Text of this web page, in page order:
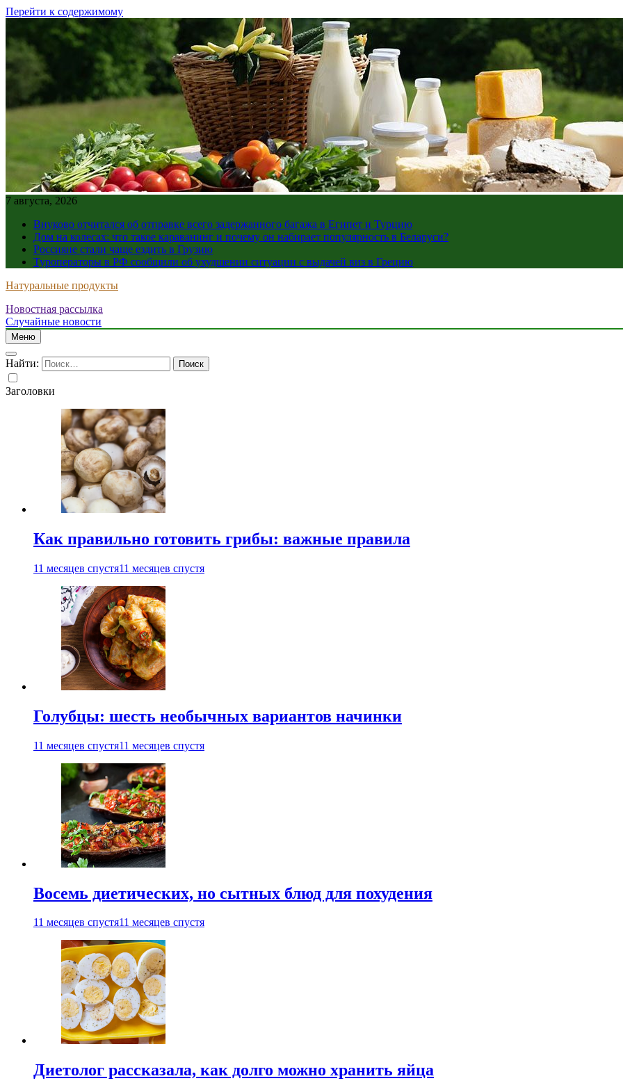
Перейти к содержимому
7 августа, 2026
Внуково отчитался об отправке всего задержанного багажа в Египет и Турцию
Дом на колесах: что такое караванинг и почему он набирает популярность в Беларуси?
Россияне стали чаще ездить в Грузию
Туроператоры в РФ сообщили об ухудшении ситуации с выдачей виз в Грецию
Натуральные продукты
Новостная рассылка
Случайные новости
Меню
Найти:
Заголовки
Как правильно готовить грибы: важные правила
11 месяцев спустя11 месяцев спустя
Голубцы: шесть необычных вариантов начинки
11 месяцев спустя11 месяцев спустя
Восемь диетических, но сытных блюд для похудения
11 месяцев спустя11 месяцев спустя
Диетолог рассказала, как долго можно хранить яйца